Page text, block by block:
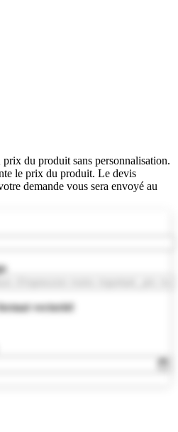
du produit sans personnalisation.
le prix du produit. Le devis
demande vous sera envoyé au
vectoriel